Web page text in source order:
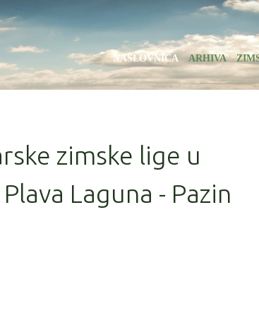
NASLOVNICA ARHIVA
zimske lige u
Laguna - Pazin